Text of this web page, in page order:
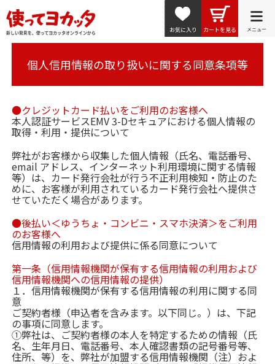
お気に入り カートを見る メニュー
個人信用情報の取り扱いに関する同意条項等
●クレジットカード払いをご利用のお客様へ
本人認証サービスEMV 3-Dセキュアにおける個人情報の
取得・利用・提供について
弊社がお客様から収集した個人情報（氏名、電話番号、
email アドレス、インターネット利用環境に関する情報
等）は、カード発行会社が行う不正利用検知・防止のた
めに、お客様が利用されているカード発行会社へ提供さ
せていただく場合があります。
●後払い＜ゆうちょ・コンビニ・スマホ決済＞をご利用
のお客様へ
信用情報の利用および提供に係る同意について
第一条（信用情報機関が保有する信用情報の利用および
信用情報機関への信用情報の提供）
１．信用情報機関が保有する信用情報の利用に関する同
意
ご契約者様（申込者を含みます。以下同じ。）は、下記
の事項に同意します。
①弊社は、ご契約者様の本人を特定するための情報（氏
名、生年月日、電話番号、本人確認書類の記号番号等、
住所、等）を、弊社が加盟する信用情報機関（注）およ